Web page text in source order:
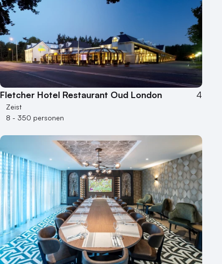
Fletcher Hotel Restaurant Oud London 4
Zeist
8 - 350 personen